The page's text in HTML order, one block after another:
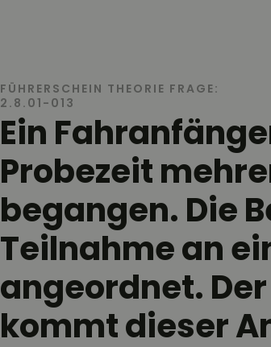
Ein
Probezeit
begangen. Die
Teilnahme an
angeordnet.
kommt dieser
FÜHRERSCHEIN THEORIE FRAGE:
2.8.01-013